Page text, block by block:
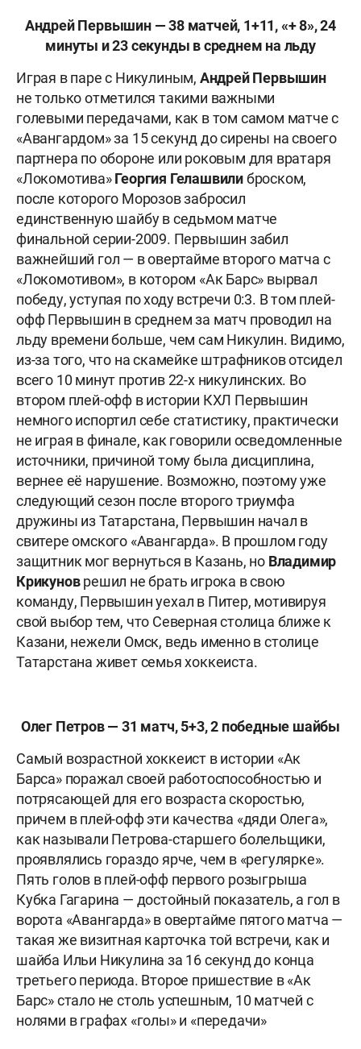
Андрей Первышин — 38 матчей, 1+11, «+ 8», 24
минуты и 23 секунды в среднем на льду
Играя в паре с Никулиным, Андрей Первышин
не только отметился такими важными
голевыми передачами, как в том самом матче с
«Авангардом» за 15 секунд до сирены на своего
партнера по обороне или роковым для вратаря
«Локомотива»Георгия Гелашвилиброском,
после которого Морозов забросил
единственную шайбу в седьмом матче
финальной серии-2009. Первышин забил
важнейший гол — в овертайме второго матча с
«Локомотивом», в котором «Ак Барс» вырвал
победу, уступая по ходу встречи 0:3. В том плей-
офф Первышин в среднем за матч проводил на
льду времени больше, чем сам Никулин. Видимо,
из-за того, что на скамейке штрафников отсидел
всего 10 минут против 22-х никулинских. Во
втором плей-офф в истории КХЛ Первышин
немного испортил себе статистику, практически
не играя в финале, как говорили осведомленные
источники, причиной тому была дисциплина,
вернее её нарушение. Возможно, поэтому уже
следующий сезон после второго триумфа
дружины из Татарстана, Первышин начал в
свитере омского «Авангарда». В прошлом году
защитник мог вернуться в Казань, но Владимир
Крикуноврешил не брать игрока в свою
команду, Первышин уехал в Питер, мотивируя
свой выбор тем, что Северная столица ближе к
Казани, нежели Омск, ведь именно в столице
Татарстана живет семья хоккеиста.
Олег Петров — 31 матч, 5+3, 2 победные шайбы
Самый возрастной хоккеист в истории «Ак
Барса» поражал своей работоспособностью и
потрясающей для его возраста скоростью,
причем в плей-офф эти качества «дяди Олега»,
как называли Петрова-старшего болельщики,
проявлялись гораздо ярче, чем в «регулярке».
Пять голов в плей-офф первого розыгрыша
Кубка Гагарина — достойный показатель, а гол в
ворота «Авангарда» в овертайме пятого матча —
такая же визитная карточка той встречи, как и
шайба Ильи Никулина за 16 секунд до конца
третьего периода. Второе пришествие в «Ак
Барс» стало не столь успешным, 10 матчей с
нолями в графах «голы» и «передачи»